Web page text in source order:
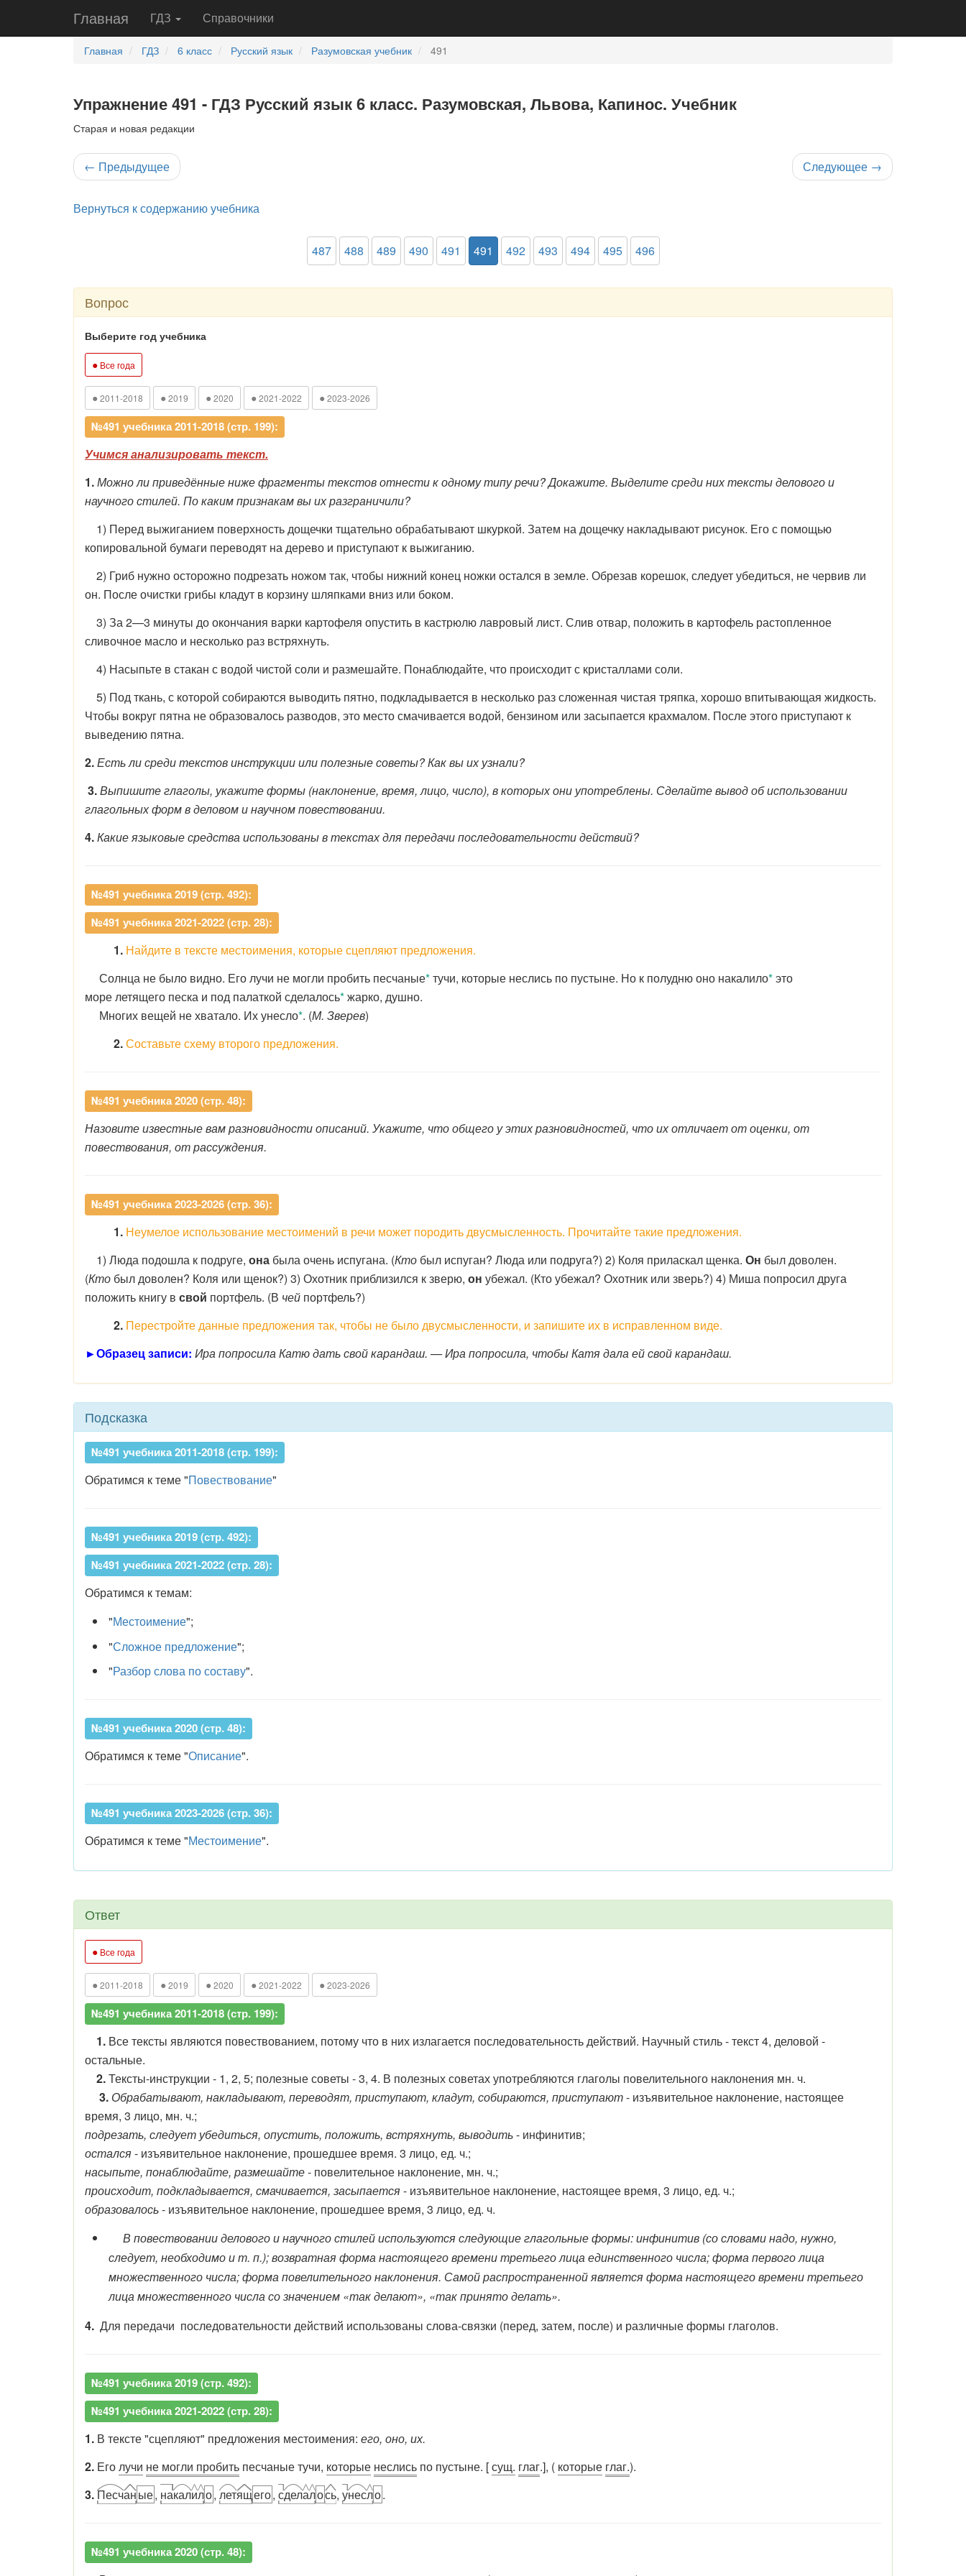
Главная ГДЗ Справочники
Главная ГДЗ 6 класс Русский язык Разумовская учебник 491
Упражнение 491 - ГДЗ Русский язык 6 класс. Разумовская, Львова, Капинос. Учебник
Старая и новая редакции
← Предыдущее Следующее →
Вернуться к содержанию учебника
487 488 489 490 491 491 492 493 494 495 496
Вопрос
Выберите год учебника
● Все года
● 2011-2018 ● 2019 ● 2020 ● 2021-2022 ● 2023-2026
№491 учебника 2011-2018 (стр. 199):
Учимся анализировать текст.
1.Можно ли приведённые ниже фрагменты текстов отнести к одному типу речи? Докажите. Выделите среди них тексты делового и
научного стилей. По каким признакам вы их разграничили?
1) Перед выжиганием поверхность дощечки тщательно обрабатывают шкуркой. Затем на дощечку накладывают рисунок. Его с помощью
копировальной бумаги переводят на дерево и приступают к выжиганию.
2) Гриб нужно осторожно подрезать ножом так, чтобы нижний конец ножки остался в земле. Обрезав корешок, следует убедиться, не червив ли
он. После очистки грибы кладут в корзину шляпками вниз или боком.
3) За 2—3 минуты до окончания варки картофеля опустить в кастрюлю лавровый лист. Слив отвар, положить в картофель растопленное
сливочное масло и несколько раз встряхнуть.
4) Насыпьте в стакан с водой чистой соли и размешайте. Понаблюдайте, что происходит с кристаллами соли.
5) Под ткань, с которой собираются выводить пятно, подкладывается в несколько раз сложенная чистая тряпка, хорошо впитывающая жидкость.
Чтобы вокруг пятна не образовалось разводов, это место смачивается водой, бензином или засыпается крахмалом. После этого приступают к
выведению пятна.
2.Есть ли среди текстов инструкции или полезные советы? Как вы их узнали?
3.Выпишите глаголы, укажите формы (наклонение, время, лицо, число), в которых они употреблены. Сделайте вывод об использовании
глагольных форм в деловом и научном повествовании.
4.Какие языковые средства использованы в текстах для передачи последовательности действий?
№491 учебника 2019 (стр. 492):
№491 учебника 2021-2022 (стр. 28):
1. Найдите в тексте местоимения, которые сцепляют предложения.
Солнца не было видно. Его лучи не могли пробить песчаные*тучи, которые неслись по пустыне. Но к полудню оно накалило*это
море летящего песка и под палаткой сделалось*жарко, душно.
Многих вещей не хватало. Их унесло*. (М. Зверев)
2.Составьте схему второго предложения.
№491 учебника 2020 (стр. 48):
Назовите известные вам разновидности описаний. Укажите, что общего у этих разновидностей, что их отличает от оценки, от
повествования, от рассуждения.
№491 учебника 2023-2026 (стр. 36):
1. Неумелое использование местоимений в речи может породить двусмысленность. Прочитайте такие предложения.
1) Люда подошла к подруге, она была очень испугана. (Кто был испуган? Люда или подруга?) 2) Коля приласкал щенка. Он был доволен.
(Кто был доволен? Коля или щенок?) 3) Охотник приблизился к зверю, он убежал. (Кто убежал? Охотник или зверь?) 4) Миша попросил друга
положить книгу в свой портфель. (В чей портфель?)
2. Перестройте данные предложения так, чтобы не было двусмысленности, и запишите их в исправленном виде.
►Образец записи: Ира попросила Катю дать свой карандаш. — Ира попросила, чтобы Катя дала ей свой карандаш.
Подсказка
№491 учебника 2011-2018 (стр. 199):
Обратимся к теме "Повествование"
№491 учебника 2019 (стр. 492):
№491 учебника 2021-2022 (стр. 28):
Обратимся к темам:
"Местоимение";
"Сложное предложение";
"Разбор слова по составу".
№491 учебника 2020 (стр. 48):
Обратимся к теме "Описание".
№491 учебника 2023-2026 (стр. 36):
Обратимся к теме "Местоимение".
Ответ
● Все года
● 2011-2018 ● 2019 ● 2020 ● 2021-2022 ● 2023-2026
№491 учебника 2011-2018 (стр. 199):
1. Все тексты являются повествованием, потому что в них излагается последовательность действий. Научный стиль - текст 4, деловой -
остальные.
2.Тексты-инструкции - 1, 2, 5; полезные советы - 3, 4. В полезных советах употребляются глаголы повелительного наклонения мн. ч.
3. Обрабатывают, накладывают, переводят, приступают, кладут, собираются, приступают- изъявительное наклонение, настоящее
время, 3 лицо, мн. ч.;
подрезать, следует убедиться, опустить, положить, встряхнуть, выводить- инфинитив;
остался- изъявительное наклонение, прошедшее время. 3 лицо, ед. ч.;
насыпьте, понаблюдайте, размешайте- повелительное наклонение, мн. ч.;
происходит, подкладывается, смачивается, засыпается- изъявительное наклонение, настоящее время, 3 лицо, ед. ч.;
образовалось- изъявительное наклонение, прошедшее время, 3 лицо, ед. ч.
В повествовании делового и научного стилей используются следующие глагольные формы: инфинитив (со словами надо, нужно,
следует, необходимо и т. п.); возвратная форма настоящего времени третьего лица единственного числа; форма первого лица
множественного числа; форма повелительного наклонения. Самой распространенной является форма настоящего времени третьего
лица множественного числа со значением «так делают», «так принято делать».
4. Для передачи последовательности действий использованы слова-связки (перед, затем, после) и различные формы глаголов.
№491 учебника 2019 (стр. 492):
№491 учебника 2021-2022 (стр. 28):
1. В тексте "сцепляют" предложения местоимения: его, оно, их.
2. Еголучи не могли пробить песчаные тучи, которые неслись по пустыне. [сущ. глаг.], ( которые глаг.).
3.Песчаные, накалило, летящего, сделалось, унесло.
№491 учебника 2020 (стр. 48):